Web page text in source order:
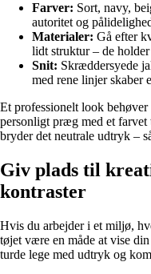
Farver: Sort, navy,
autoritet og
Materialer: Gå efter
lidt struktur – de
Snit: Skræddersyede
med rene linjer skaber
Et professionelt look
personligt præg med et
bryder det neutrale udtryk –
Giv plads til
kontraster
Hvis du arbejder i et miljø,
tøjet være en måde at vise
turde lege med udtryk og